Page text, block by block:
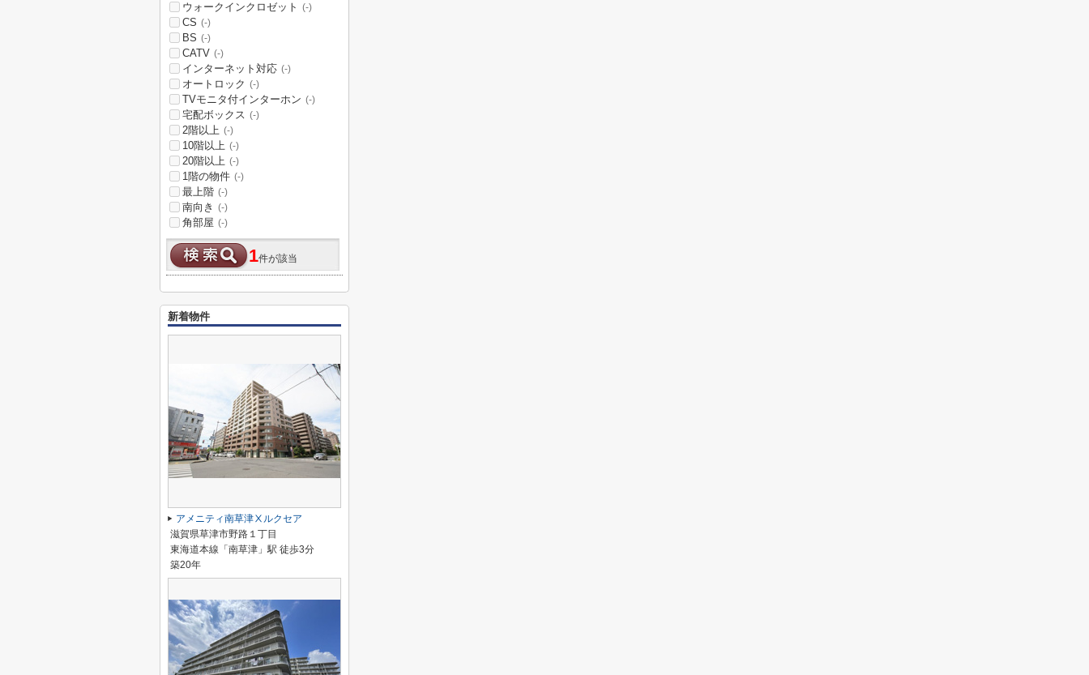
ウォークインクロゼット (-)
CS (-)
BS (-)
CATV (-)
インターネット対応 (-)
オートロック (-)
TVモニタ付インターホン (-)
宅配ボックス (-)
2階以上 (-)
10階以上 (-)
20階以上 (-)
1階の物件 (-)
最上階 (-)
南向き (-)
角部屋 (-)
1件が該当
新着物件
アメニティ南草津Ⅹルクセア
滋賀県草津市野路１丁目
東海道本線「南草津」駅 徒歩3分
築20年